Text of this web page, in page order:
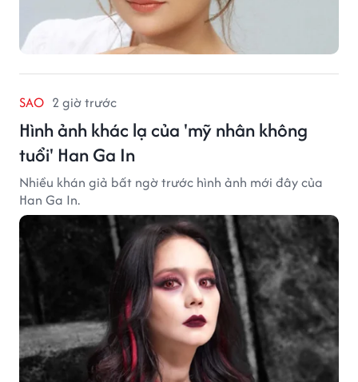
SAO 2 giờ trước
Hình ảnh khác lạ của 'mỹ nhân không
tuổi' Han Ga In
Nhiều khán giả bất ngờ trước hình ảnh mới đây của
Han Ga In.